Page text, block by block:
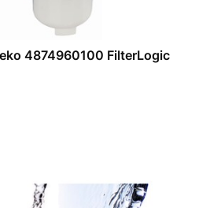
4874960100 FilterLogic